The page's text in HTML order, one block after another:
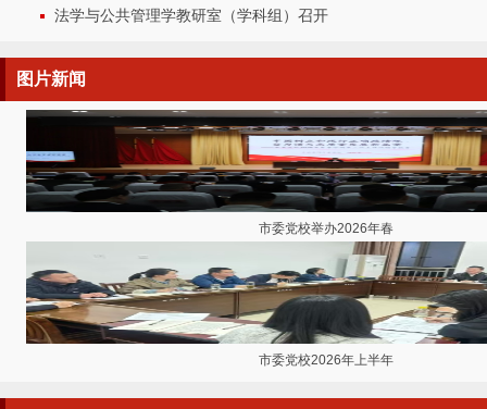
法学与公共管理学教研室（学科组）召开
图片新闻
市委党校举办2026年春
市委党校2026年上半年